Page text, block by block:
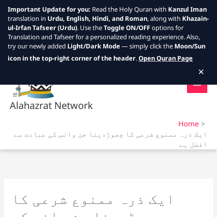
Skip
Alahazrat Network
Home
ایک ذرہ ممنوع شرعی کا چھوڑدینا جن وانس کی عبادت سے
افضل ہے
ایک ذرہ ممنوع شرعی کا
Important Update for you: Read the Holy Quran with Kanzul Iman
translation in Urdu, English, Hindi, and Roman, along with Khazain-
ul-Irfan Tafseer (Urdu). Use theToggle ON/OFFoptions for
Translation and Tafseer for a personalized reading experience. Also,
try our newly added Light/Dark Mode— simply click the Moon/Sun
icon in the top-right corner of the header.Open Quran Page
×